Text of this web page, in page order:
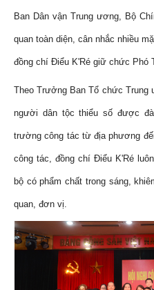
Ban Dân vận Trung ương, Bộ
quan toàn diện, cân nhắc nhiều
đồng chí Điểu K'Ré giữ chức Phó
Theo Trưởng Ban Tổ chức Trung
người dân tộc thiểu số được
trường công tác từ địa phương
công tác, đồng chí Điểu K'Ré
bộ có phẩm chất trong sáng,
quan, đơn vị.